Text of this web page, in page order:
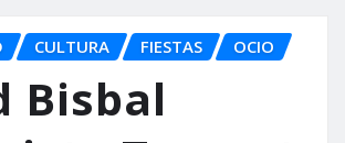
CULTURA FIESTAS OCIO
Bisbal